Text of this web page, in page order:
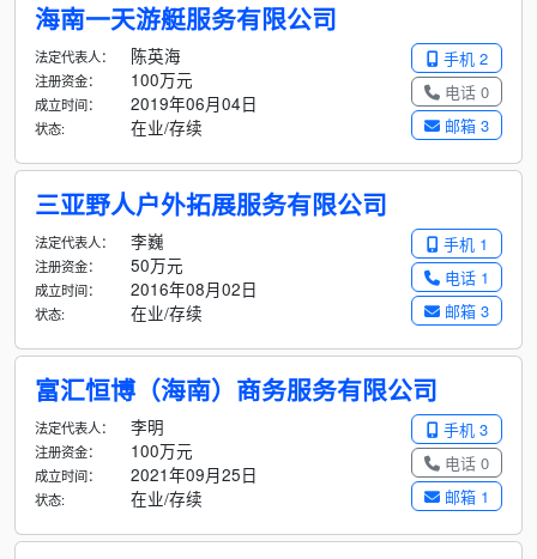
海南一天游艇服务有限公司
手机 2
电话 0
邮箱 3
法定代表人： 陈英海
注册资金： 100万元
成立时间： 2019年06月04日
状态: 在业/存续
三亚野人户外拓展服务有限公司
手机 1
电话 1
邮箱 3
法定代表人： 李巍
注册资金： 50万元
成立时间： 2016年08月02日
状态: 在业/存续
富汇恒博（海南）商务服务有限公司
手机 3
电话 0
邮箱 1
法定代表人： 李明
注册资金： 100万元
成立时间： 2021年09月25日
状态: 在业/存续